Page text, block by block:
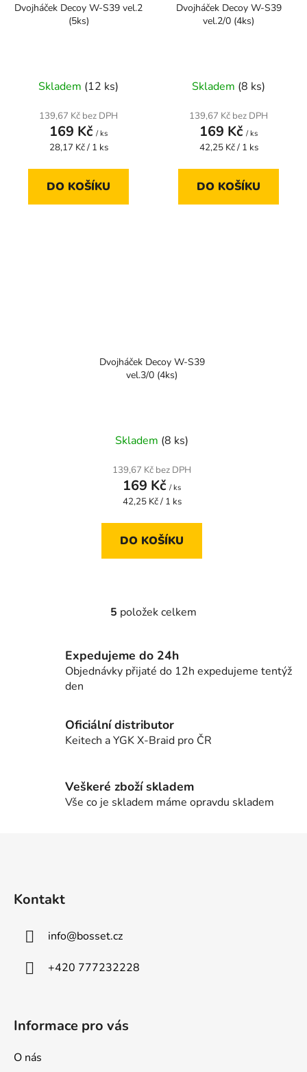
Dvojháček Decoy W-S39 vel.2
(5ks)
Skladem (12 ks)
139,67 Kč bez DPH
169 Kč / ks
Měrná
28,17 Kč / 1 ks
DO KOŠÍKU
Dvojháček Decoy W-S39
vel.2/0 (4ks)
Skladem (8 ks)
139,67 Kč bez DPH
169 Kč / ks
Měrná
42,25 Kč / 1 ks
DO KOŠÍKU
Dvojháček Decoy W-S39
vel.3/0 (4ks)
Skladem (8 ks)
139,67 Kč bez DPH
169 Kč / ks
Měrná
42,25 Kč / 1 ks
DO KOŠÍKU
O
l
á
d
í
p
k
y
5 položek celkem
Expedujeme do 24h
Objednávky přijaté do 12h expedujeme tentýž
den
Oficiální distributor
Keitech a YGK X-Braid pro ČR
Veškeré zboží skladem
Vše co je skladem máme opravdu skladem
Kontakt
info@bosset.cz
+420 777232228
Informace pro vás
O nás